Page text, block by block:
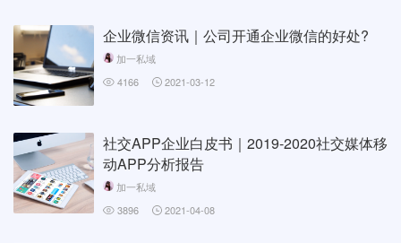
企业微信资讯｜公司开通企业微信的好处?
加一私域
4166
2021-03-12
社交APP企业白皮书｜2019-2020社交媒体移
动APP分析报告
加一私域
3896
2021-04-08